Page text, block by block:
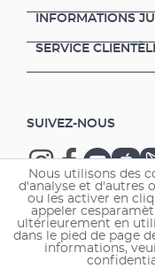
INFORMATIONS
SERVICE
SUIVEZ-NOUS
Copyright © 2026 EHEIM
Nous utilisons des
d'analyse et d'autres
ou les activer en
appeler
ultérieurement en
dans le pied de page
informations,